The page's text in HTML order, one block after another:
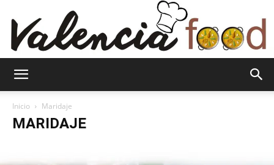
Inicio Maridaje
MARIDAJE